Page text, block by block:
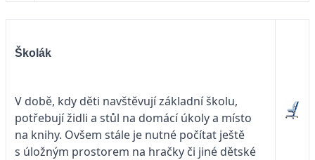
Školák
V době, kdy děti navštěvují základní školu,
potřebují židli a stůl na domácí úkoly a místo
na knihy. Ovšem stále je nutné počítat ještě
s úložným prostorem na hračky či jiné dětské